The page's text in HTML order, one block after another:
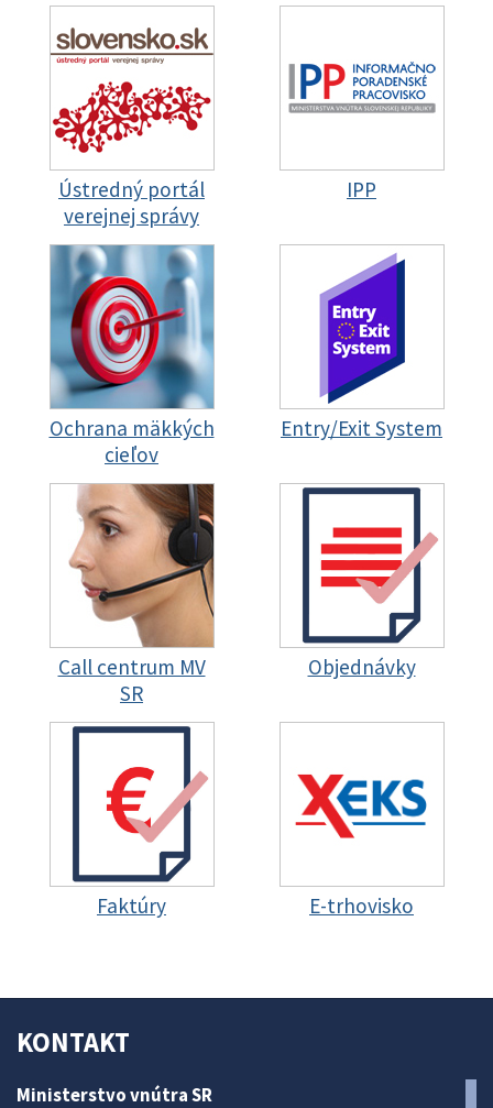
Ústredný portál
verejnej správy
IPP
Ochrana mäkkých
cieľov
Entry/Exit System
Call centrum MV
SR
Objednávky
Faktúry E-trhovisko
KONTAKT
Ministerstvo vnútra SR